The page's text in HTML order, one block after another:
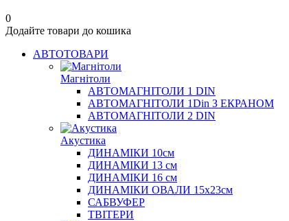
0
Додайте товари до кошика
АВТОТОВАРИ
Магнітоли
АВТОМАГНІТОЛИ 1 DIN
АВТОМАГНІТОЛИ 1Din З ЕКРАНОМ
АВТОМАГНІТОЛИ 2 DIN
Акустика
ДИНАМІКИ 10см
ДИНАМІКИ 13 см
ДИНАМІКИ 16 см
ДИНАМІКИ ОВАЛИ 15х23см
САБВУФЕР
ТВІТЕРИ